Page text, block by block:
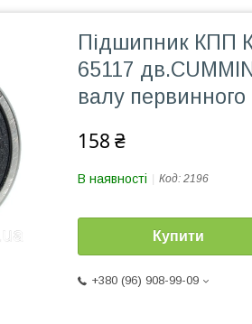
Підшипник КПП
65117
валу
158 ₴
В наявності Код: 2196
Купити
+380 (96) 908-99-09